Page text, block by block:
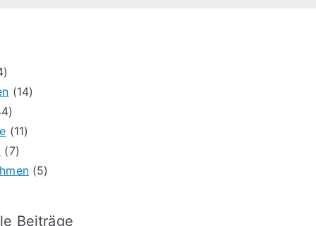
(14)
(11)
(7)
(5)
Beiträge